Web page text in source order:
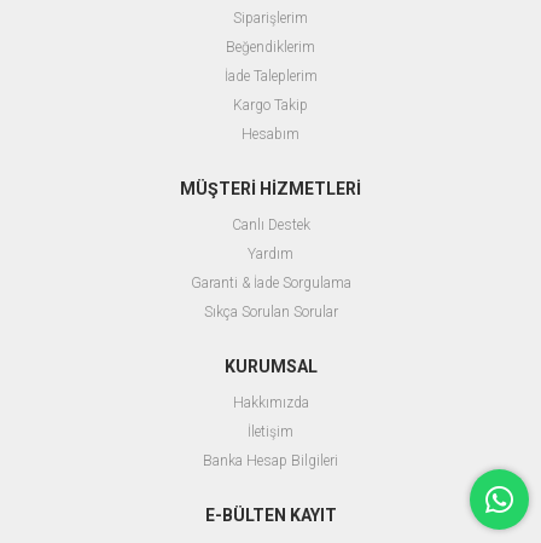
Siparişlerim
Beğendiklerim
İade Taleplerim
Kargo Takip
Hesabım
MÜŞTERİ HİZMETLERİ
Canlı Destek
Yardım
Garanti & İade Sorgulama
Sıkça Sorulan Sorular
KURUMSAL
Hakkımızda
İletişim
Banka Hesap Bilgileri
E-BÜLTEN KAYIT